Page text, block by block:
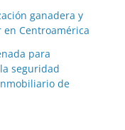
ganadera y
Centroamérica
para
seguridad
de